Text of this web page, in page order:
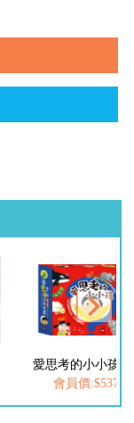
會員價:$537